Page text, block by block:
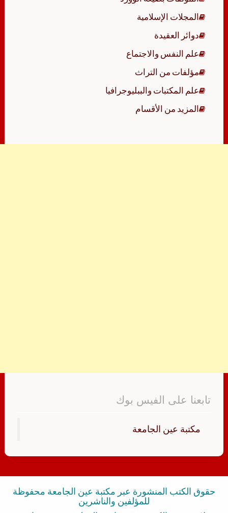
المجلات الإسلامية
دوائر العقيدة
علم النفس والاجتماع
مؤلفات من التراث
علم المكتبات والببليوجرافيا
المزيد من الأقسام
تابعنا على الفيس بوك
‏مكتبة عين الجامعة‏
حقوق الكتب المنشورة عبر مكتبة عين الجامعة محفوظة
للمؤلفين والناشرين